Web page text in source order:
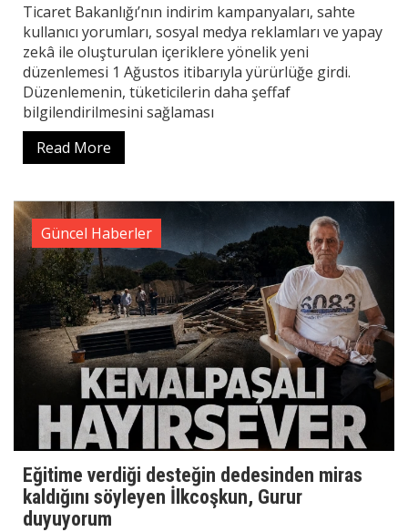
Ticaret Bakanlığı’nın indirim kampanyaları, sahte
kullanıcı yorumları, sosyal medya reklamları ve yapay
zekâ ile oluşturulan içeriklere yönelik yeni
düzenlemesi 1 Ağustos itibarıyla yürürlüğe girdi.
Düzenlemenin, tüketicilerin daha şeffaf
bilgilendirilmesini sağlaması
Read More
Güncel Haberler
Eğitime verdiği desteğin dedesinden miras
kaldığını söyleyen İlkcoşkun, Gurur
duyuyorum